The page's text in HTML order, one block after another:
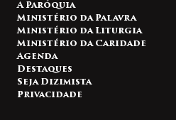
A Paróquia
Ministério da Palavra
Ministério da Liturgia
Ministério da Caridade
Agenda
Destaques
Seja Dizimista
Privacidade